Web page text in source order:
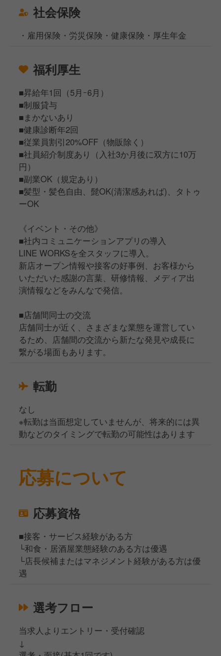
社会保険
・雇用保険・労災保険・健康保険・厚生年金
福利厚生
■昇給年1回（5月ｰ6月）
■制服貸与
■まかないあり
■健康診断年2回
■従業員割引20%OFF（物販除く）
■社員紹介制度あり（入社3か月後に双方に10万
円）
■副業OK（規定あり）
■髪型・髪色自由、髭OK(清潔感あれば)、タトゥ
ーOK
《イベント・その他》
■社内コミュニケーションアプリの導入
LINE WORKSを全スタッフに導入。
新店オープン情報や接客の好事例、お客様から
いただいた感謝の言葉、研修情報、メディア出
演情報などをみんなで発信。
■店舗間同士の交流
店舗同士が近く、さまざまな業態を運営してい
るため、店舗間の交流から新たな発見や成長に
繋がる場面もあります。
転勤
なし
※転勤は当面想定していませんが、将来的には異
動などのタイミングで転勤の可能性はあります
応募について
応募資格
■接客・サービス経験がある方
└和食・居酒屋業態経験のある方は優遇
└店長候補またはマネジメント経験がある方は優
遇
選考フロー
当求人よりエントリー・受付確認
↓